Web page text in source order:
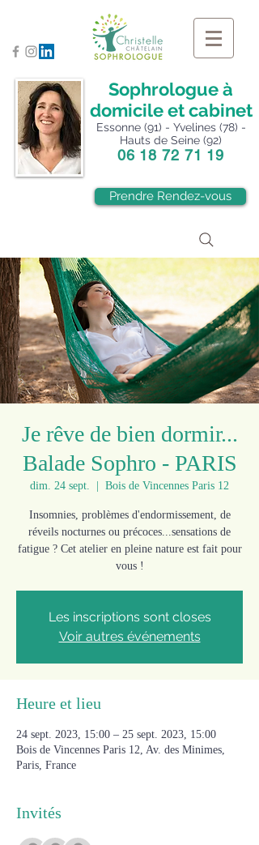
Sophrologue à
domicile et cabinet
Essonne (91) - Yvelines (78) -
Hauts de Seine (92)
06 18 72 71 19
Prendre Rendez-vous
Je rêve de bien dormir...
Balade Sophro - PARIS
dim. 24 sept. Bois de Vincennes Paris 12
Insomnies, problèmes d'endormissement, de
réveils nocturnes ou précoces...sensations de
fatigue ? Cet atelier en pleine nature est fait pour
vous !
Les inscriptions sont closes
Voir autres événements
Heure et lieu
24 sept. 2023, 15:00 – 25 sept. 2023, 15:00
Bois de Vincennes Paris 12, Av. des Minimes,
Paris, France
Invités